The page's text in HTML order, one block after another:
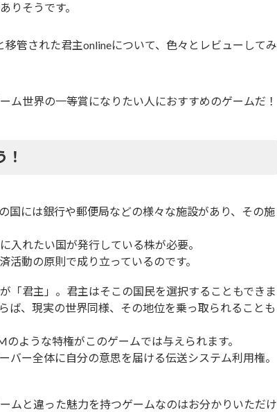
りそうです。
管された君主onlineについて、色々とレビューしてみ
ム世界の一等賞になりたい人におすすめのゲームだ！
国には銀行や郵便局などの様々な施設があり、その施
入れたい国が発行している株が必要。
動の原則で成り立っているのです。
「君主」。君主はそこの国民を選択することもできま
ば、現実の世界同様、その地位を乗っ取られることも
ような特権がこのゲームでは与えられます。
バー全体に自分の意思を届ける伝送システム利用権。
ムと違った魅力を持つゲームなのはお分かりいただけ